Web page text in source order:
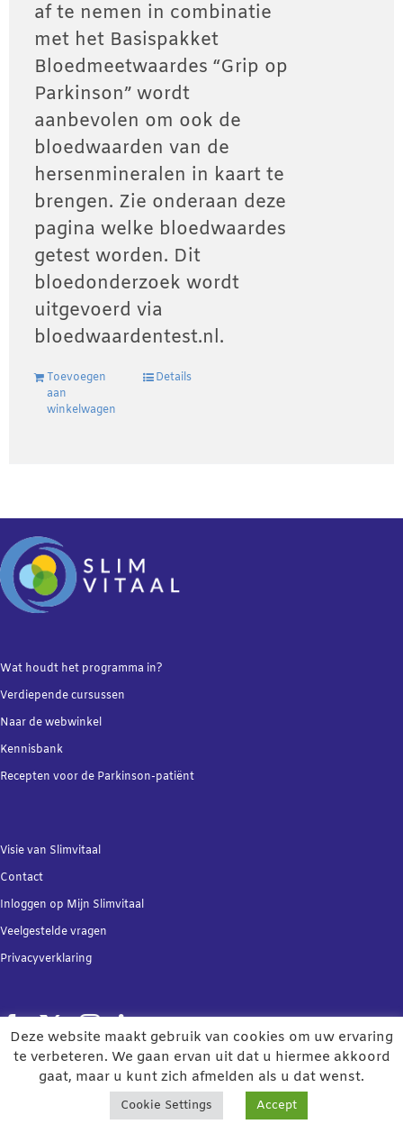
af te nemen in combinatie
met het Basispakket
Bloedmeetwaardes “Grip op
Parkinson” wordt
aanbevolen om ook de
bloedwaarden van de
hersenmineralen in kaart te
brengen. Zie onderaan deze
pagina welke bloedwaardes
getest worden. Dit
bloedonderzoek wordt
uitgevoerd via
bloedwaardentest.nl.
Toevoegen
aan
winkelwagen
Details
Wat houdt het programma in?
Verdiependecursussen
Naar de webwinkel
Kennisbank
Recepten voor de Parkinson-patiënt
Visie van Slimvitaal
Contact
Inloggen op Mijn Slimvitaal
Veelgestelde vragen
Privacyverklaring
Copyright 2021 | Het onlineGrip op Parkinson
programma is ontwikkeld door Slimvitaal BV
Deze website maakt gebruik van cookies om uw ervaring
te verbeteren. We gaan ervan uit dat u hiermee akkoord
gaat, maar u kunt zich afmelden als u dat wenst.
Cookie Settings Accept